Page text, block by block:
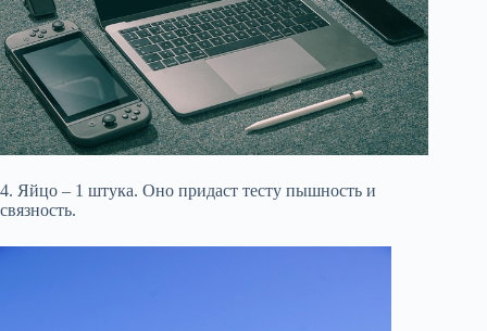
4. Яйцо – 1 штука. Оно придаст тесту пышность и
связность.